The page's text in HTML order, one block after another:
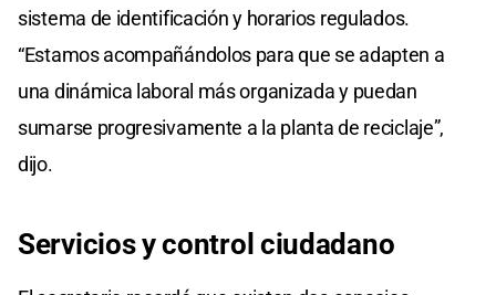
sistema de identificación y horarios regulados.
“Estamos acompañándolos para que se adapten a
una dinámica laboral más organizada y puedan
sumarse progresivamente a la planta de reciclaje”,
dijo.
Servicios y control ciudadano